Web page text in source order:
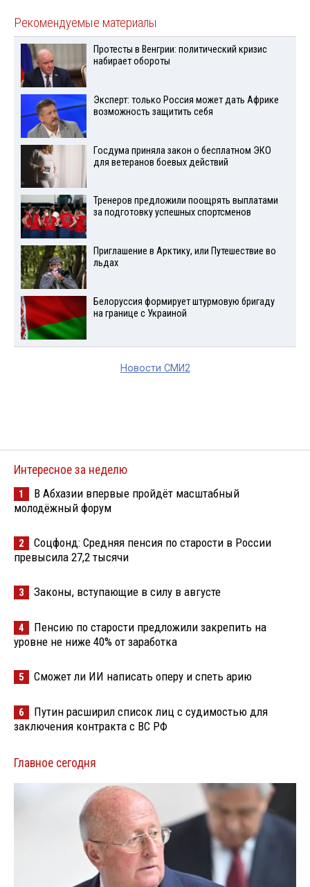
Рекомендуемые материалы
Протесты в Венгрии: политический кризис
набирает обороты
Эксперт: только Россия может дать Африке
возможность защитить себя
Госдума приняла закон о бесплатном ЭКО
для ветеранов боевых действий
Тренеров предложили поощрять выплатами
за подготовку успешных спортсменов
Приглашение в Арктику, или Путешествие во
льдах
Белоруссия формирует штурмовую бригаду
на границе с Украиной
Новости СМИ2
Интересное за неделю
1
В Абхазии впервые пройдёт масштабный
молодёжный форум
2
Соцфонд: Средняя пенсия по старости в России
превысила 27,2 тысячи
3 Законы, вступающие в силу в августе
4
Пенсию по старости предложили закрепить на
уровне не ниже 40% от заработка
5 Сможет ли ИИ написать оперу и спеть арию
6
Путин расширил список лиц с судимостью для
заключения контракта с ВС РФ
Главное сегодня